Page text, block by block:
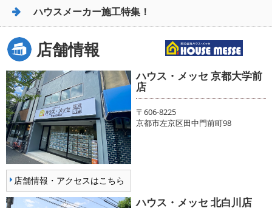
ハウスメーカー施工特集！
店舗情報
店舗情報・アクセスはこちら
ハウス・メッセ 京都大学前
店
〒606-8225
京都市左京区田中門前町98
ハウス・メッセ 北白川店